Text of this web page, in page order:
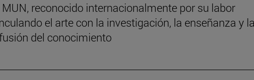
MUN, reconocido internacionalmente por su labor
el arte con la investigación, la enseñanza y
del conocimiento